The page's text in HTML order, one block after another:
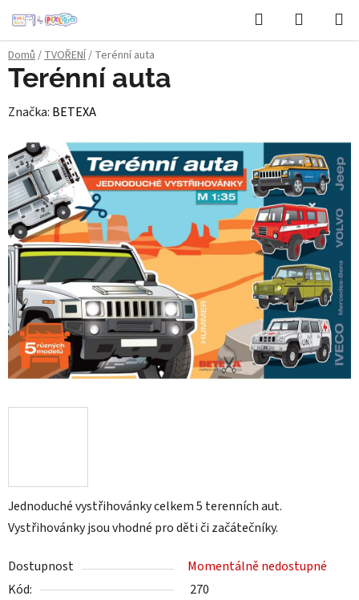
na
obsah
Hledat
KOŠÍK
Domů/TVOŘENÍ/ Terénní auta
Jednoduché vystřihovánky celkem 5 terenních aut.
Vystřihovánky jsou vhodné pro děti či začátečníky.
Dostupnost
Momentálně nedostupné
Kód:
270
Terénní auta
Značka: BETEXA